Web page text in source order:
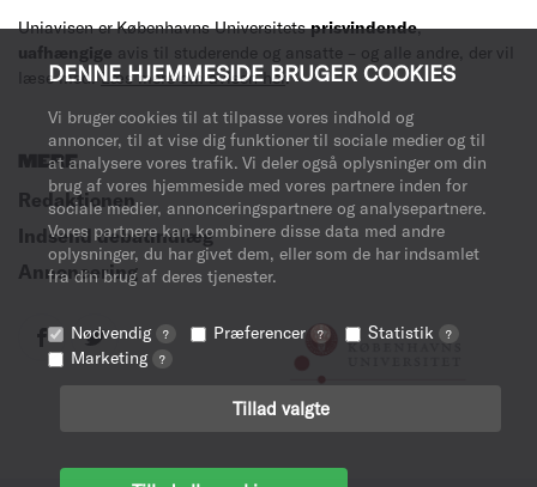
DENNE HJEMMESIDE BRUGER COOKIES
Vi bruger cookies til at tilpasse vores indhold og
annoncer, til at vise dig funktioner til sociale medier og til
at analysere vores trafik. Vi deler også oplysninger om din
brug af vores hjemmeside med vores partnere inden for
sociale medier, annonceringspartnere og analysepartnere.
Vores partnere kan kombinere disse data med andre
oplysninger, du har givet dem, eller som de har indsamlet
fra din brug af deres tjenester.
Nødvendig ? Præferencer ? Statistik ?
Marketing ?
Tillad valgte
Uniavisen er Københavns Universitetsprisvindende,
uafhængige avis til studerende og ansatte – og alle andre, der vil
læse med.Læs mere om avisen her.
MERE
Redaktionen
Indsend debatindlæg
Annoncering